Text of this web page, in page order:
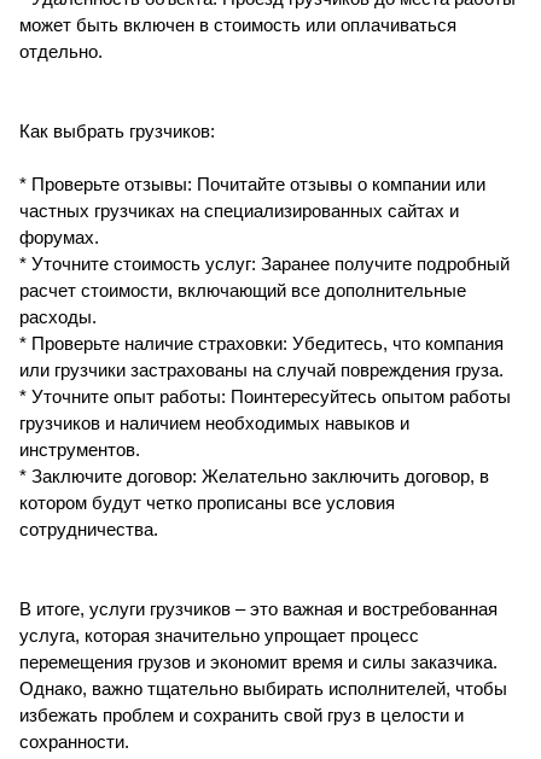
может быть включен в стоимость или оплачиваться
отдельно.
Как выбрать грузчиков:
* Проверьте отзывы: Почитайте отзывы о компании или
частных грузчиках на специализированных сайтах и
форумах.
* Уточните стоимость услуг: Заранее получите подробный
расчет стоимости, включающий все дополнительные
расходы.
* Проверьте наличие страховки: Убедитесь, что компания
или грузчики застрахованы на случай повреждения груза.
* Уточните опыт работы: Поинтересуйтесь опытом работы
грузчиков и наличием необходимых навыков и
инструментов.
* Заключите договор: Желательно заключить договор, в
котором будут четко прописаны все условия
сотрудничества.
В итоге, услуги грузчиков – это важная и востребованная
услуга, которая значительно упрощает процесс
перемещения грузов и экономит время и силы заказчика.
Однако, важно тщательно выбирать исполнителей, чтобы
избежать проблем и сохранить свой груз в целости и
сохранности.